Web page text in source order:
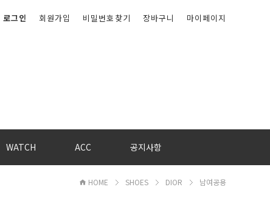
로그인 회원가입 비밀번호찾기 장바구니 마이페이지
WATCH ACC 공지사항
HOME SHOES DIOR 남여공용